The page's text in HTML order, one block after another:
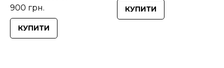
900 грн.
КУПИТИ
КУПИТИ